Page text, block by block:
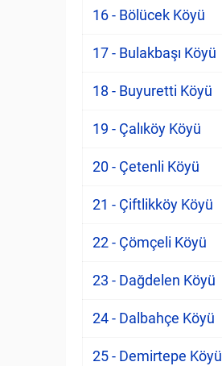
16 - Bölücek Köyü
17 - Bulakbaşı Köyü
18 - Buyuretti Köyü
19 - Çalıköy Köyü
20 - Çetenli Köyü
21 - Çiftlikköy Köyü
22 - Çömçeli Köyü
23 - Dağdelen Köyü
24 - Dalbahçe Köyü
25 - Demirtepe Köyü